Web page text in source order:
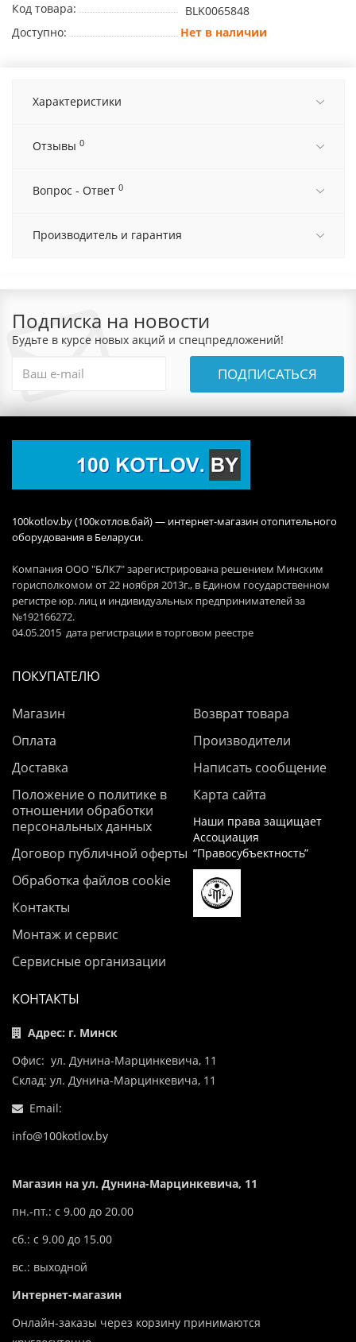
Код товара:
BLK0065848
Доступно:
Нет в наличии
Характеристики
Отзывы 0
Вопрос - Ответ 0
Производитель и гарантия
Подписка на новости
Будьте в курсе новых акций и спецпредложений!
ПОДПИСАТЬСЯ
100kotlov.by (100котлов.бай) — интернет-магазин отопительного
оборудования в Беларуси.
Компания ООО "БЛК7" зарегистрирована решением Минским
горисполкомом от 22 ноября 2013г., в Едином государственном
регистре юр. лиц и индивидуальных предпринимателей за
№192166272.
04.05.2015 дата регистрации в торговом реестре
ПОКУПАТЕЛЮ
Магазин
Оплата
Доставка
Положение о политике в
отношении обработки
персональных данных
Договор публичной оферты
Обработка файлов cookie
Контакты
Монтаж и сервис
Сервисные организации
Возврат товара
Производители
Написать сообщение
Карта сайта
Наши права защищает
Ассоциация
“Правосубъектность”
КОНТАКТЫ
Адрес: г. Минск
Офис: ул. Дунина-Марцинкевича, 11
Склад: ул. Дунина-Марцинкевича, 11
Email:
info@100kotlov.by
Магазин на ул. Дунина-Марцинкевича, 11
пн.-пт.: с 9.00 до 20.00
сб.: с 9.00 до 15.00
вс.: выходной
Интернет-магазин
Онлайн-заказы через корзину принимаются